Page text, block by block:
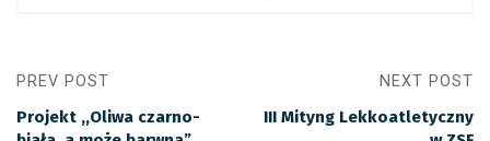
PREV POST
Projekt ,,Oliwa czarno-
NEXT POST
III Mityng Lekkoatletyczny